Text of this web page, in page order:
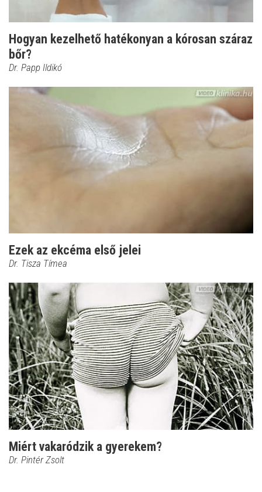
Hogyan kezelhető hatékonyan a kórosan száraz
bőr?
Dr. Papp Ildikó
Ezek az ekcéma első jelei
Dr. Tisza Tímea
Miért vakaródzik a gyerekem?
Dr. Pintér Zsolt